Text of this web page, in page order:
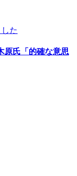
た
氏「的確な意思